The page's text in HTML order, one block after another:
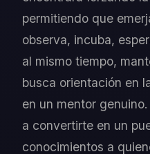
permitiendo que
observa, incuba,
al mismo tiempo,
busca orientación en
en un mentor
a convertirte en un
conocimientos a